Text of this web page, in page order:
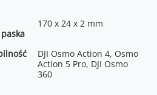
170 x 24 x 2 mm
DJI Osmo Action 4, Osmo
Action 5 Pro, DJI Osmo
360